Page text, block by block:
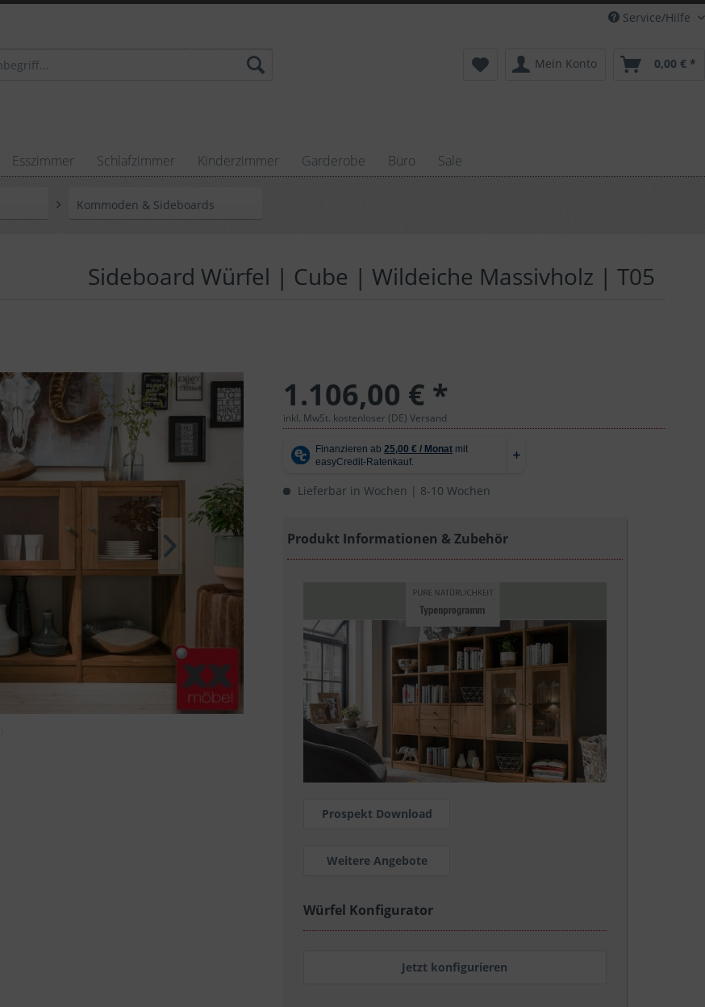
Service/Hilfe
Mein Konto 0,00 € *
Esszimmer Schlafzimmer Kinderzimmer Garderobe Büro Sale
Kommoden & Sideboards
Sideboard Würfel | Cube | Wildeiche Massivholz | T05
1.106,00 € *
inkl. MwSt. kostenloser (DE) Versand
Lieferbar in Wochen | 8-10 Wochen
Produkt Informationen & Zubehör
Prospekt Download
Weitere Angebote
Würfel Konfigurator
Jetzt konfigurieren